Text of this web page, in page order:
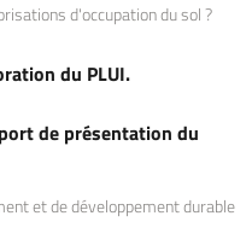
d'occupation du sol ?
du PLUI.
de présentation du
et de développement durable